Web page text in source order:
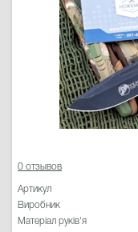
0 отзывов
Артикул
Виробник
Матеріал руків'я